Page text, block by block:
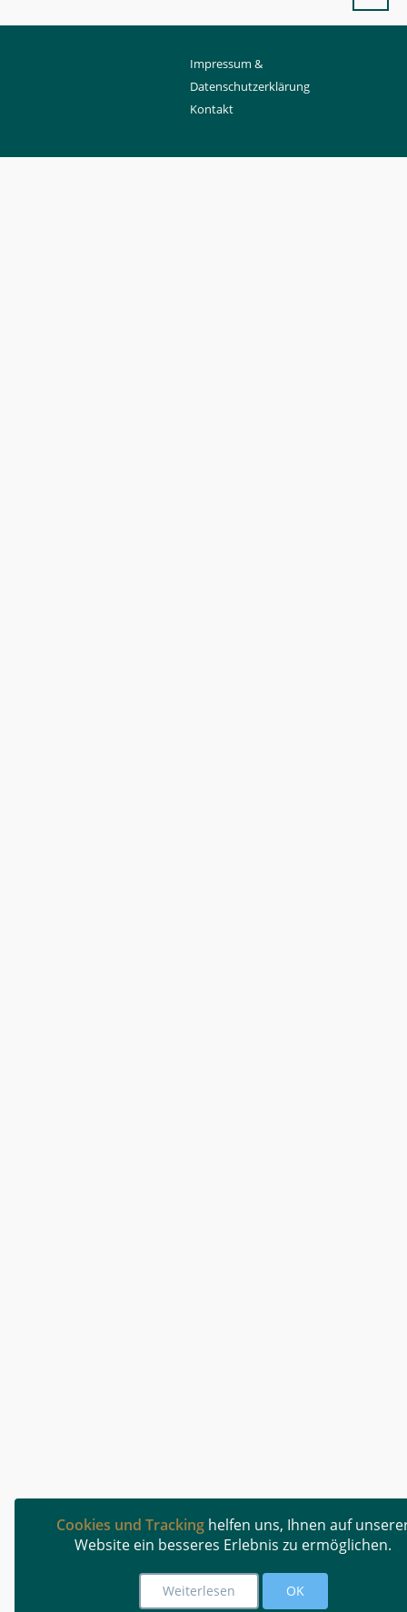
Cookies und Tracking helfen uns, Ihnen auf
Website ein besseres Erlebnis zu ermöglichen.
Weiterlesen OK
Impressum &
Datenschutzerklärung
Kontakt